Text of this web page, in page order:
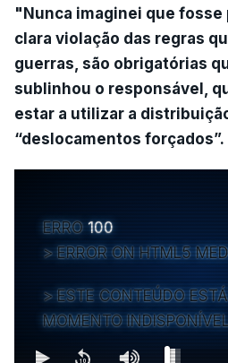
"Nunca imaginei que
clara violação das regras
guerras, são obrigatórias
sublinhou o responsável,
estar a utilizar a
“deslocamentos forçados”.
ERRO 100
ERROR ON HTML5
ESTE CONTEÚDO
MOMENTO